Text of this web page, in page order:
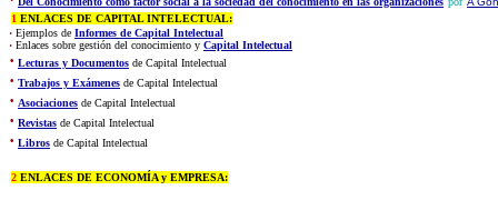
1 ENLACES DE CAPITAL INTELECTUAL:
· Ejemplos de Informes de Capital Intelectual
· Enlaces sobre gestión del conocimiento y Capital Intelectual
· Lecturas y Documentos de Capital Intelectual
· Trabajos y Exámenes de Capital Intelectual
· Asociaciones de Capital Intelectual
· Revistas de Capital Intelectual
· Libros de Capital Intelectual
2 ENLACES DE ECONOMÍA y EMPRESA: